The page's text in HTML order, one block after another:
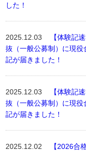
した！
2025.12.03
【体験記
抜（一般公募制）に現
記が届きました！
2025.12.03
【体験記
抜（一般公募制）に現
記が届きました！
2025.12.02
【2026合